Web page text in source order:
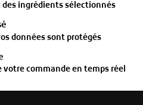
des ingrédients sélectionnés
données sont protégés
votre commande en temps réel